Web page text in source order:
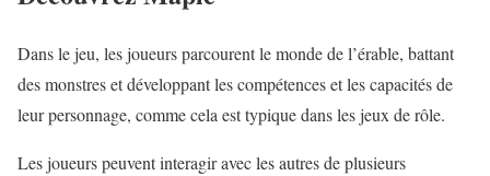
Dans le jeu, les joueurs parcourent le monde de l’érable, battant
des monstres et développant les compétences et les capacités de
leur personnage, comme cela est typique dans les jeux de rôle.
Les joueurs peuvent interagir avec les autres de plusieurs